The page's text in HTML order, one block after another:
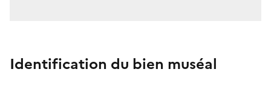
Identification du bien muséal